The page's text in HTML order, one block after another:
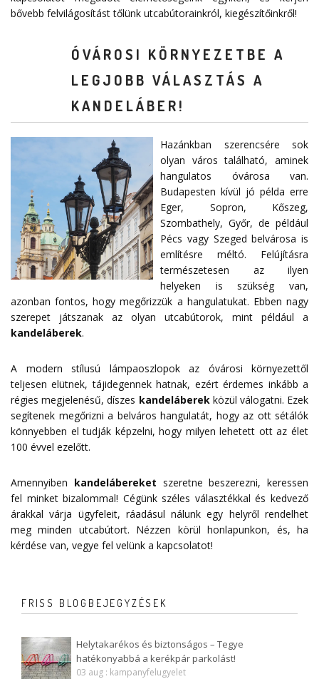
bővebb felvilágosítást tőlünk utcabútorainkról, kiegészítőinkről!
ÓVÁROSI KÖRNYEZETBE A
LEGJOBB VÁLASZTÁS A
KANDELÁBER!
Hazánkban szerencsére sok
olyan város található, aminek
hangulatos óvárosa van.
Budapesten kívül jó példa erre
Eger, Sopron, Kőszeg,
Szombathely, Győr, de például
Pécs vagy Szeged belvárosa is
említésre méltó. Felújításra
természetesen az ilyen
helyeken is szükség van,
azonban fontos, hogy megőrizzük a hangulatukat. Ebben nagy
szerepet játszanak az olyan utcabútorok, mint például a
kandeláberek.
A modern stílusú lámpaoszlopok az óvárosi környezettől
teljesen elütnek, tájidegennek hatnak, ezért érdemes inkább a
régies megjelenésű, díszes kandeláberekközül válogatni. Ezek
segítenek megőrizni a belváros hangulatát, hogy az ott sétálók
könnyebben el tudják képzelni, hogy milyen lehetett ott az élet
100 évvel ezelőtt.
Amennyiben kandelábereket szeretne beszerezni, keressen
fel minket bizalommal! Cégünk széles választékkal és kedvező
árakkal várja ügyfeleit, ráadásul nálunk egy helyről rendelhet
meg minden utcabútort. Nézzen körül honlapunkon, és, ha
kérdése van, vegye fel velünk a kapcsolatot!
FRISS BLOGBEJEGYZÉSEK
Helytakarékos és biztonságos – Tegye
hatékonyabbá a kerékpár parkolást!
03 aug : kampanyfelugyelet